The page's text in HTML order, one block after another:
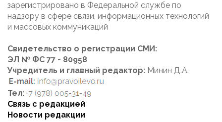
зарегистрировано в Федеральной службе по
надзору в сфере связи, информационных технологий
и массовых коммуникаций
Свидетельство о регистрации СМИ:
ЭЛ № ФС 77 - 80958
Учредитель и главный редактор: Минин Д.А.
Тел:
Связь с редакцией
Новости редакции